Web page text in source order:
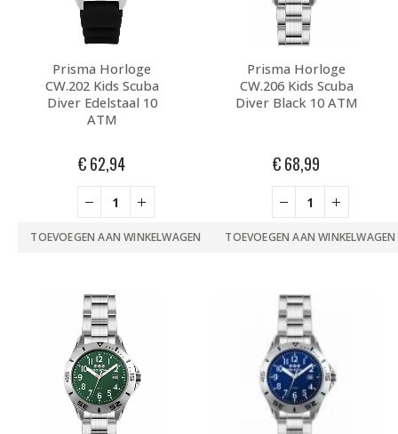
Prisma Horloge
CW.202 Kids Scuba
Diver Edelstaal 10
ATM
€62,94
TOEVOEGEN AAN WINKELWAGEN
Prisma Horloge
CW.206 Kids Scuba
Diver Black 10 ATM
€68,99
TOEVOEGEN AAN WINKELWAGEN